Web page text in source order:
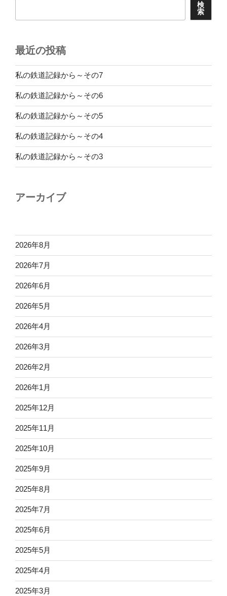
検
索
最近の投稿
私の鉄道記録から～その7
私の鉄道記録から～その6
私の鉄道記録から～その5
私の鉄道記録から～その4
私の鉄道記録から～その3
アーカイブ
2026年8月
2026年7月
2026年6月
2026年5月
2026年4月
2026年3月
2026年2月
2026年1月
2025年12月
2025年11月
2025年10月
2025年9月
2025年8月
2025年7月
2025年6月
2025年5月
2025年4月
2025年3月